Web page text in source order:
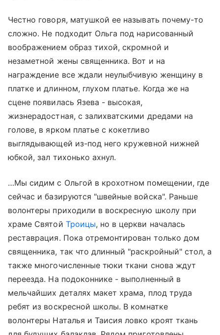
Честно говоря, матушкой ее называть почему-то
сложно. Не подходит Ольга под нарисованный
воображением образ тихой, скромной и
незаметной жены священника. Вот и на
награждение все ждали неулыбчивую женщину в
платке и длинном, глухом платье. Когда же на
сцене появилась Язева - высокая,
жизнерадостная, с залихватскими дредами на
голове, в ярком платье с кокетливо
выглядывающей из-под него кружевной нижней
юбкой, зал тихонько ахнул.
…Мы сидим с Ольгой в крохотном помещении, где
сейчас и базируются "швейные войска". Раньше
волонтеры приходили в воскресную школу при
храме Святой Троицы, но в церкви началась
реставрация. Пока отремонтирован только дом
священника, так что длинный "раскройный" стол, а
также многочисленные тюки ткани снова ждут
переезда. На подоконнике - выполненный в
мельчайших деталях макет храма, плод труда
ребят из воскресной школы. В комнатке
волонтеры Наталья и Таисия ловко кроят ткань